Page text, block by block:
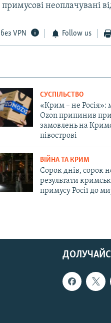
неоплачувані
VPN Follow us
СУСПІЛЬСТВО
«Крим – не Росія»:
Ozon припинив
замовлень на
півострові
ВІЙНА ТА КРИМ
Сорок днів, сорок
результати
примусу Росії до